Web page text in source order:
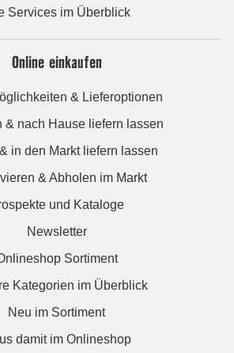
Services im Überblick
Online einkaufen
& Lieferoptionen
& nach Hause liefern lassen
in den Markt liefern lassen
& Abholen im Markt
und Kataloge
Newsletter
Sortiment
Kategorien im Überblick
Neu im Sortiment
damit im Onlineshop